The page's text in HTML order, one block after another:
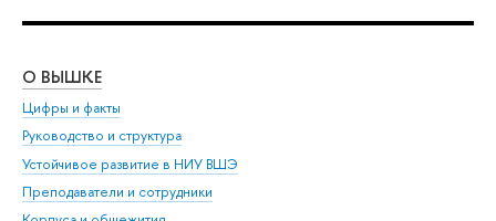
О ВЫШКЕ
Цифры и факты
Руководство и структура
Устойчивое развитие в НИУ ВШЭ
Преподаватели и сотрудники